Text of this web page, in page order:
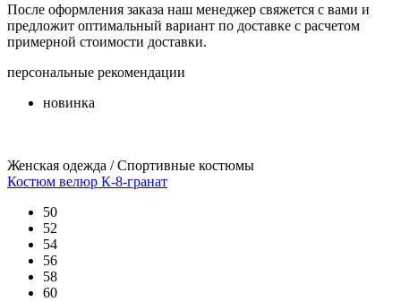
После оформления заказа наш менеджер свяжется с вами и
предложит оптимальный вариант по доставке с расчетом
примерной стоимости доставки.
персональные рекомендации
новинка
Женская одежда / Спортивные костюмы
Костюм велюр К-8-гранат
50
52
54
56
58
60